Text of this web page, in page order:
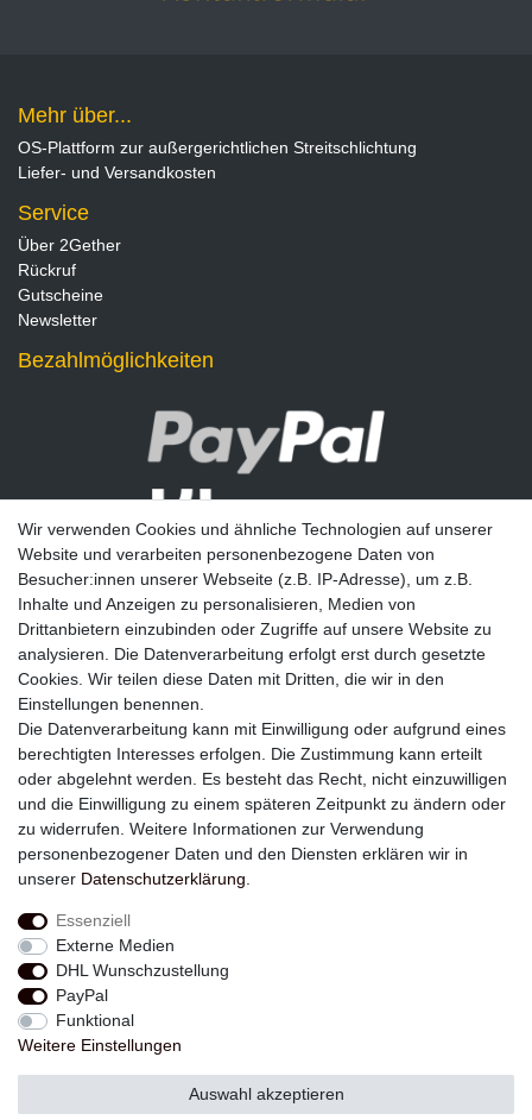
Mehr über...
OS-Plattform zur außergerichtlichen Streitschlichtung
Liefer- und Versandkosten
Service
Über 2Gether
Rückruf
Gutscheine
Newsletter
Bezahlmöglichkeiten
Newsletter
E-MAIL **
Einwilligung kann ich jederzeit widerrufen.**
Abonnieren
Widerrufs­recht Widerrufs­formular
Daten­schutz­erklärung
© Copyright 2026 | Alle Rechte vorbehalten.
Wir verwenden Cookies und ähnliche Technologien auf unserer
Website und verarbeiten personenbezogene Daten von
Besucher:innen unserer Webseite (z.B. IP-Adresse), um z.B.
Inhalte und Anzeigen zu personalisieren, Medien von
Drittanbietern einzubinden oder Zugriffe auf unsere Website zu
analysieren. Die Datenverarbeitung erfolgt erst durch gesetzte
Cookies. Wir teilen diese Daten mit Dritten, die wir in den
Einstellungen benennen.
Die Datenverarbeitung kann mit Einwilligung oder aufgrund eines
berechtigten Interesses erfolgen. Die Zustimmung kann erteilt
oder abgelehnt werden. Es besteht das Recht, nicht einzuwilligen
und die Einwilligung zu einem späteren Zeitpunkt zu ändern oder
zu widerrufen. Weitere Informationen zur Verwendung
personenbezogener Daten und den Diensten erklären wir in
unserer Daten­schutz­erklärung
Essenziell
Externe Medien
DHL Wunschzustellung
PayPal
Funktional
Weitere Einstellungen
Auswahl akzeptieren